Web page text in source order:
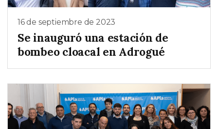
16 de septiembre de 2023
Se inauguró una estación de
bombeo cloacal en Adrogué